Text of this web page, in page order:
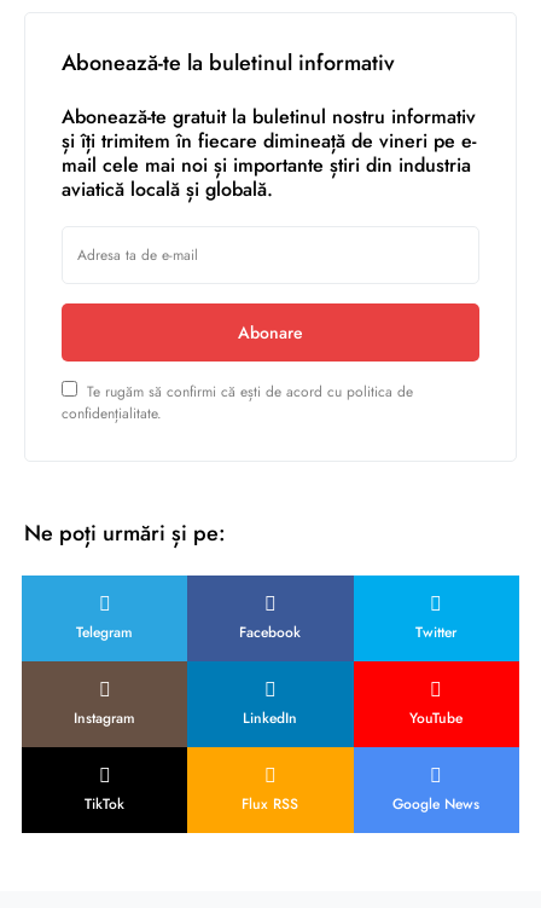
Abonează-te la buletinul informativ
Abonează-te gratuit la buletinul nostru informativ
și îți trimitem în fiecare dimineață de vineri pe e-
mail cele mai noi și importante știri din industria
aviatică locală și globală.
Abonare
Te rugăm să confirmi că ești de acord cu politica de
confidențialitate.
Ne poți urmări și pe:
Telegram Facebook Twitter
Instagram LinkedIn YouTube
TikTok Flux RSS Google News